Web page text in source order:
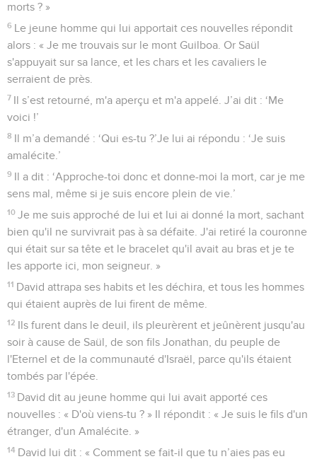
morts ? »
6 Le jeune homme qui lui apportait ces nouvelles répondit
alors : « Je me trouvais sur le mont Guilboa. Or Saül
s'appuyait sur sa lance, et les chars et les cavaliers le
serraient de près.
7 Il s’est retourné, m'a aperçu et m'a appelé. J’ai dit : ‘Me
voici !’
8 Il m’a demandé : ‘Qui es-tu ?’Je lui ai répondu : ‘Je suis
amalécite.’
9 Il a dit : ‘Approche-toi donc et donne-moi la mort, car je me
sens mal, même si je suis encore plein de vie.’
10 Je me suis approché de lui et lui ai donné la mort, sachant
bien qu'il ne survivrait pas à sa défaite. J'ai retiré la couronne
qui était sur sa tête et le bracelet qu'il avait au bras et je te
les apporte ici, mon seigneur. »
11 David attrapa ses habits et les déchira, et tous les hommes
qui étaient auprès de lui firent de même.
12 Ils furent dans le deuil, ils pleurèrent et jeûnèrent jusqu'au
soir à cause de Saül, de son fils Jonathan, du peuple de
l'Eternel et de la communauté d'Israël, parce qu'ils étaient
tombés par l'épée.
13 David dit au jeune homme qui lui avait apporté ces
nouvelles : « D'où viens-tu ? » Il répondit : « Je suis le fils d'un
étranger, d'un Amalécite. »
14 David lui dit : « Comment se fait-il que tu n’aies pas eu